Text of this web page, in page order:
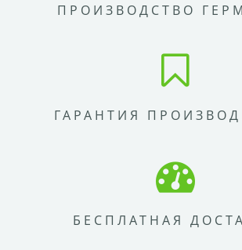
ПРОИЗВОДСТВО
ГАРАНТИЯ
БЕСПЛАТНАЯ